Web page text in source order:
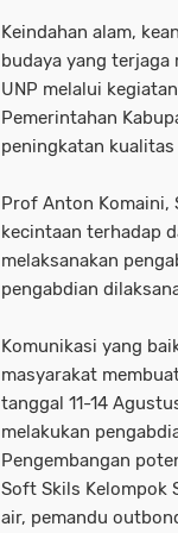
Keindahan alam,
budaya yang terjaga
UNP melalui
Pemerintahan
peningkatan kualitas
Prof Anton Komaini,
kecintaan terhadap
melaksanakan
pengabdian
Komunikasi yang
masyarakat
tanggal 11-14
melakukan
Pengembangan
Soft Skils Kelompok
air, pemandu